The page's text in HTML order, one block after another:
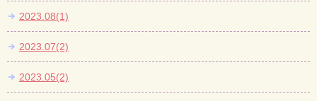
2023.08(1)
2023.07(2)
2023.05(2)